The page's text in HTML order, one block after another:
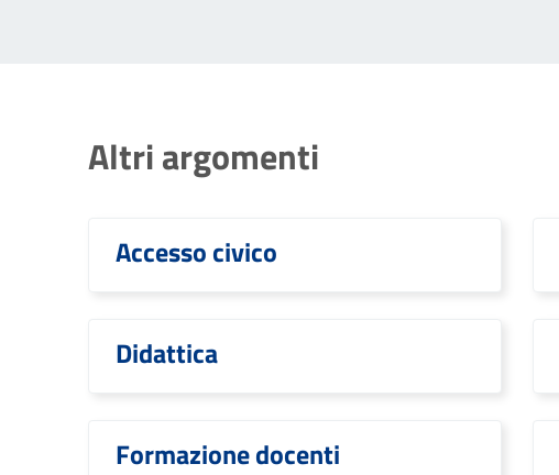
Altri argomenti
Accesso civico
Didattica
Formazione docenti